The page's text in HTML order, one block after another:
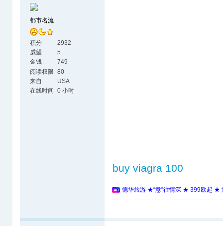
都市名流
积分
2932
威望
5
金钱
749
阅读权限 80
来自
USA
在线时间
0 小时
buy viagra 100
德华旅游 ★“意”往情深 ★ 399欧起 ★